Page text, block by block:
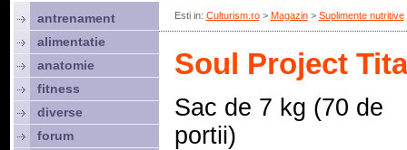
Esti in: Culturism.ro> Magazin> Suplimente nutritive
Soul Project
Sac de 7 kg (70 de
portii)
antrenament
alimentatie
anatomie
fitness
diverse
forum